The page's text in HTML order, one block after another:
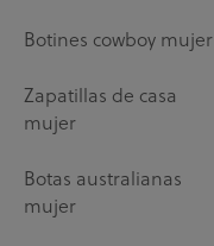
Botines cowboy mujer
Zapatillas de casa
mujer
Botas australianas
mujer